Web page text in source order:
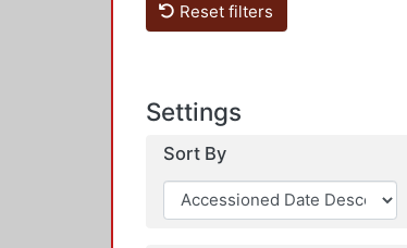
Reset filters
Settings
Sort By